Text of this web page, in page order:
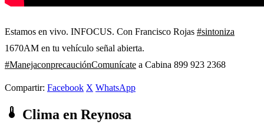
Estamos en vivo. INFOCUS. Con Francisco Rojas #sintoniza
1670AM en tu vehículo señal abierta.
#ManejaconprecauciónComunícate a Cabina 899 923 2368
Compartir: Facebook X WhatsApp
Clima en Reynosa